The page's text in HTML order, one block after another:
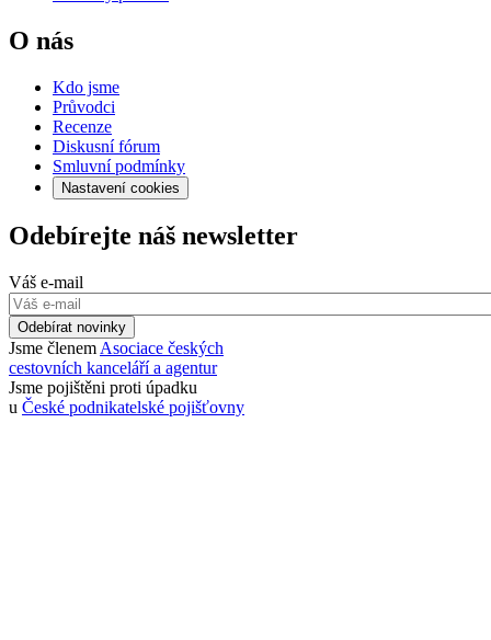
O nás
Kdo jsme
Průvodci
Recenze
Diskusní fórum
Smluvní podmínky
Nastavení cookies
Odebírejte náš newsletter
Váš e-mail
Odebírat novinky
Jsme členem Asociace českých
cestovních kanceláří a agentur
Jsme pojištěni proti úpadku
u České podnikatelské pojišťovny